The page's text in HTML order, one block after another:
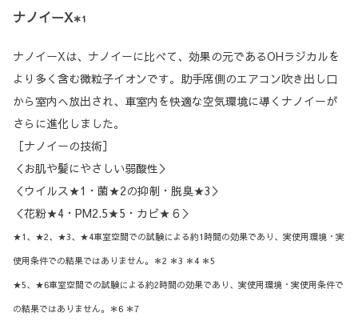
ナノイーX＊1
ナノイーXは、ナノイーに比べて、効果の元であるOHラジカルを
より多く含む微粒子イオンです。助手席側のエアコン吹き出し口
から室内へ放出され、車室内を快適な空気環境に導くナノイーが
さらに進化しました。
［ナノイーの技術］
＜お肌や髪にやさしい弱酸性＞
＜ウイルス★1・菌★2の抑制・脱臭★3＞
＜花粉★4・PM2.5★5・カビ★６＞
★1、★2、★3、★4車室空間での試験による約1時間の効果であり、実使用環境・実
使用条件での結果ではありません。＊2 ＊3 ＊4 ＊5
★5、★6車室空間での試験による約2時間の効果であり、実使用環境・実使用条件で
の結果ではありません。＊6 ＊7